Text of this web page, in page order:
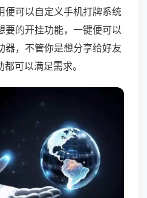
便可以自定义手机打牌系统
要的开挂功能，一键便可以
器，不管你是想分享给好友
可以满足需求。